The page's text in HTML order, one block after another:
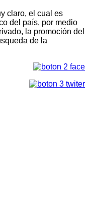
claro, el cual es
del país, por medio
la promoción del
de la